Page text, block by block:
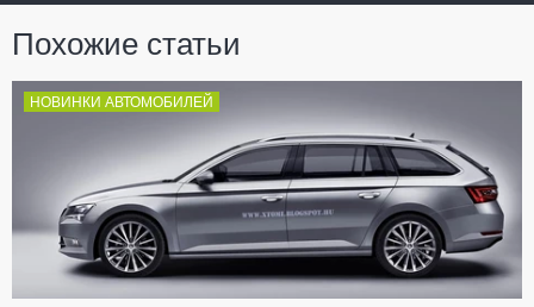
Похожие статьи
НОВИНКИ АВТОМОБИЛЕЙ